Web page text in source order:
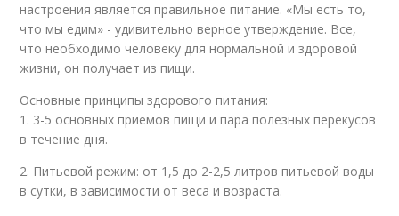
настроения является правильное питание. «Мы есть то,
что мы едим» - удивительно верное утверждение. Все,
что необходимо человеку для нормальной и здоровой
жизни, он получает из пищи.
Основные принципы здорового питания:
1. 3-5 основных приемов пищи и пара полезных перекусов
в течение дня.
2. Питьевой режим: от 1,5 до 2-2,5 литров питьевой воды
в сутки, в зависимости от веса и возраста.